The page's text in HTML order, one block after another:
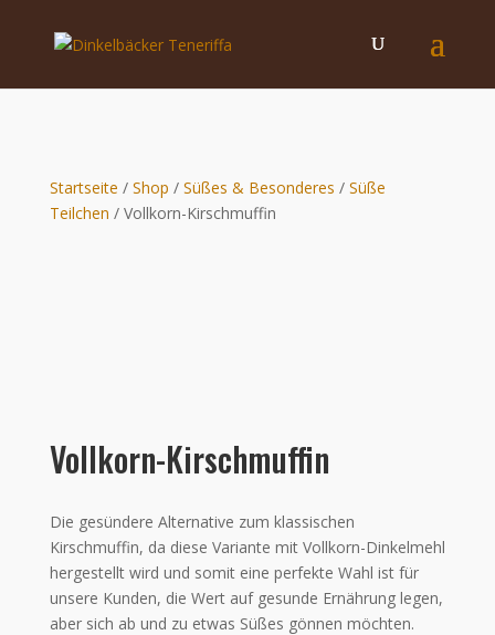
Startseite / Shop / Süßes & Besonderes / Süße
Teilchen / Vollkorn-Kirschmuffin
Vollkorn-Kirschmuffin
Die gesündere Alternative zum klassischen
Kirschmuffin, da diese Variante mit Vollkorn-Dinkelmehl
hergestellt wird und somit eine perfekte Wahl ist für
unsere Kunden, die Wert auf gesunde Ernährung legen,
aber sich ab und zu etwas Süßes gönnen möchten.